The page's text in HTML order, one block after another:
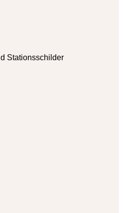
Stationsschilder